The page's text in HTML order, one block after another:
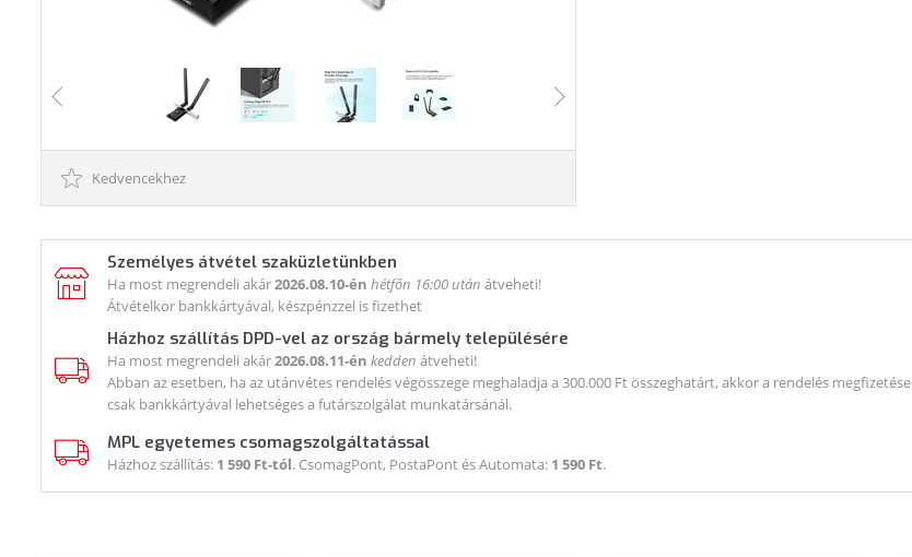
Kedvencekhez
Személyes átvétel szaküzletünkben
Ha most megrendeli akár2026.08.10-én hétfőn 16:00 után átveheti!
Átvételkor bankkártyával, készpénzzel is fizethet
Házhoz szállítás DPD-vel az ország bármely településére
Ha most megrendeli akár2026.08.11-én kedden átveheti!
Abban az esetben, ha az utánvétes rendelés végösszege meghaladja a 300.000 Ft összeghatárt, akkor a rendelés megfizetése
csak bankkártyával lehetséges a futárszolgálat munkatársánál.
MPL egyetemes csomagszolgáltatással
Házhoz szállítás: 1 590 Ft-tól. CsomagPont, PostaPont és Automata: 1 590 Ft.